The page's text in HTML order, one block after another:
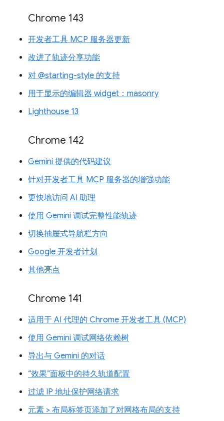
Chrome 143
开发者工具 MCP 服务器更新
改进了轨迹分享功能
对 @starting-style 的支持
用于显示的编辑器 widget：masonry
Lighthouse 13
Chrome 142
Gemini 提供的代码建议
针对开发者工具 MCP 服务器的增强功能
更快地访问 AI 助理
使用 Gemini 调试完整性能轨迹
切换抽屉式导航栏方向
Google 开发者计划
其他亮点
Chrome 141
适用于 AI 代理的 Chrome 开发者工具 (MCP)
使用 Gemini 调试网络依赖树
导出与 Gemini 的对话
“效果”面板中的持久轨道配置
过滤 IP 地址保护网络请求
元素 > 布局标签页添加了对网格布局的支持